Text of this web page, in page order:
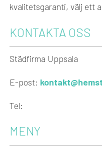
kvalitetsgaranti, välj ett
KONTAKTA OSS
Städfirma Uppsala
E-post:
Tel:
MENY